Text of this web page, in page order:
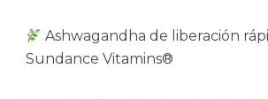
Ashwagandha de liberación
Sundance Vitamins®